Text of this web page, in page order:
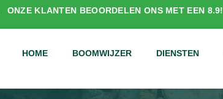
ONZE KLANTEN BEOORDELEN ONS MET EEN 8.9!
HOME BOOMWIJZER DIENSTEN